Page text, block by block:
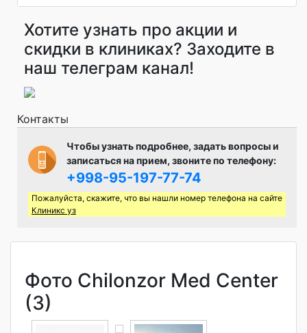
Хотите узнать про акции и
скидки в клиниках? Заходите в
наш телеграм канал!
Контакты
Чтобы узнать подробнее, задать вопросы и
записаться на прием, звоните по телефону:
+998-95-197-77-74
Пожалуйста, скажите, что вы нашли номер телефона на сайте
Клиникс уз
Фото Chilonzor Med Center
(3)